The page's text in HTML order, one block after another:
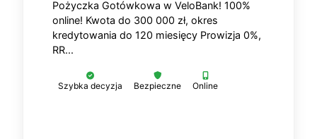
Pożyczka Gotówkowa w VeloBank! 100%
online! Kwota do 300 000 zł, okres
kredytowania do 120 miesięcy Prowizja 0%,
RR...
Szybka decyzja Bezpieczne Online